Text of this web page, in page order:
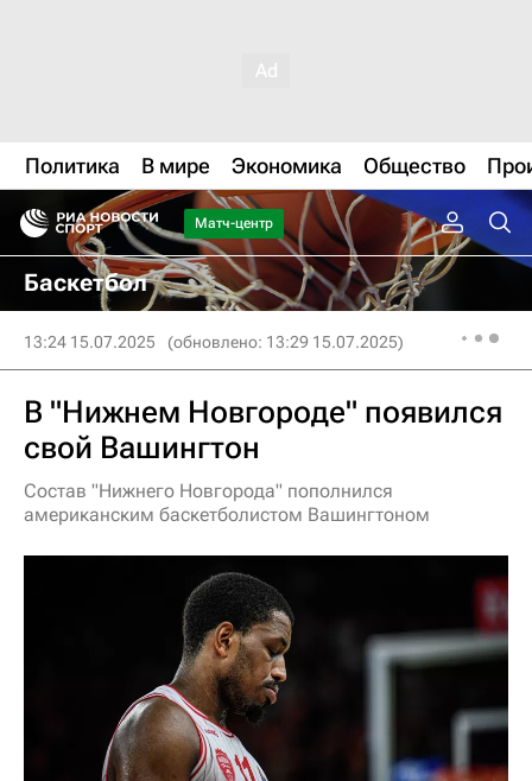
Политика В мире Экономика Общество
Матч-центр
Баскетбол
13:24 15.07.2025 (обновлено: 13:29 15.07.2025)
В "Нижнем Новгороде" появился
свой Вашингтон
Состав "Нижнего Новгорода" пополнился
американским баскетболистом Вашингтоном